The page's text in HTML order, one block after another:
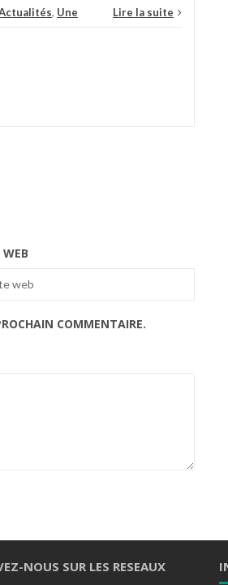
, Une Lire la suite
WEB
COMMENTAIRE.
NOUS SUR LES RESEAUX